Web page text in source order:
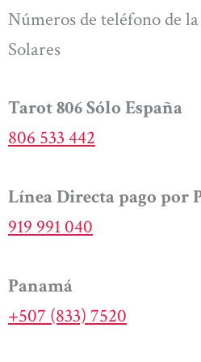
Números de teléfono de
Solares
Tarot 806 Sólo España
806 533 442
Línea Directa pago por
919 991 040
Panamá
+507 (833) 7520